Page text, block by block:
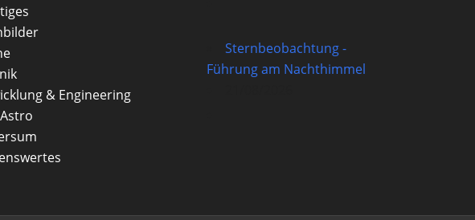
& Engineering
Sternbeobachtung -
Führung am Nachthimmel